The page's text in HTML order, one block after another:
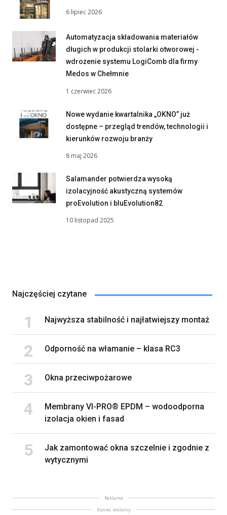
6 lipiec 2026
Automatyzacja składowania materiałów
długich w produkcji stolarki otworowej -
wdrożenie systemu LogiComb dla firmy
Medos w Chełmnie
1 czerwiec 2026
Nowe wydanie kwartalnika „OKNO” już
dostępne – przegląd trendów, technologii i
kierunków rozwoju branży
8 maj 2026
Salamander potwierdza wysoką
izolacyjność akustyczną systemów
proEvolution i bluEvolution82
10 listopad 2025
Najczęściej czytane
Najwyższa stabilność i najłatwiejszy montaż
Odporność na włamanie – klasa RC3
Okna przeciwpożarowe
Membrany VI-PRO® EPDM – wodoodporna
izolacja okien i fasad
Jak zamontować okna szczelnie i zgodnie z
wytycznymi
Reklama
Koniec reklamy